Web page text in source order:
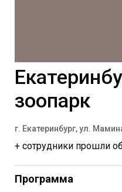
зоопарк
г. Екатеринбург, ул.
+ сотрудники прошли
Программа